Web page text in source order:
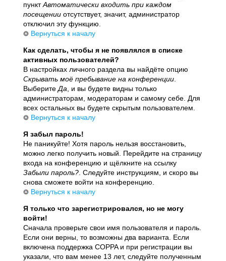
пунктАвтоматически входить при каждом
посещении отсутствует, значит, администратор
отключил эту функцию.
Вернуться к началу
Как сделать, чтобы я не появлялся в списке
активных пользователей?
В настройках личного раздела вы найдёте опцию
Скрывать моё пребывание на конференции
ВыберитеДа , и вы будете видны только
администраторам, модераторам и самому себе. Для
всех остальных вы будете скрытым пользователем.
Вернуться к началу
Я забыл пароль!
Не паникуйте! Хотя пароль нельзя восстановить,
можно легко получить новый. Перейдите на страницу
входа на конференцию и щёлкните на ссылку
Забыли пароль? . Следуйте инструкциям, и скоро вы
снова сможете войти на конференцию.
Вернуться к началу
Я только что зарегистрировался, но не могу
войти!
Сначала проверьте свои имя пользователя и пароль.
Если они верны, то возможны два варианта. Если
включена поддержка COPPA и при регистрации вы
указали, что вам менее 13 лет, следуйте полученным